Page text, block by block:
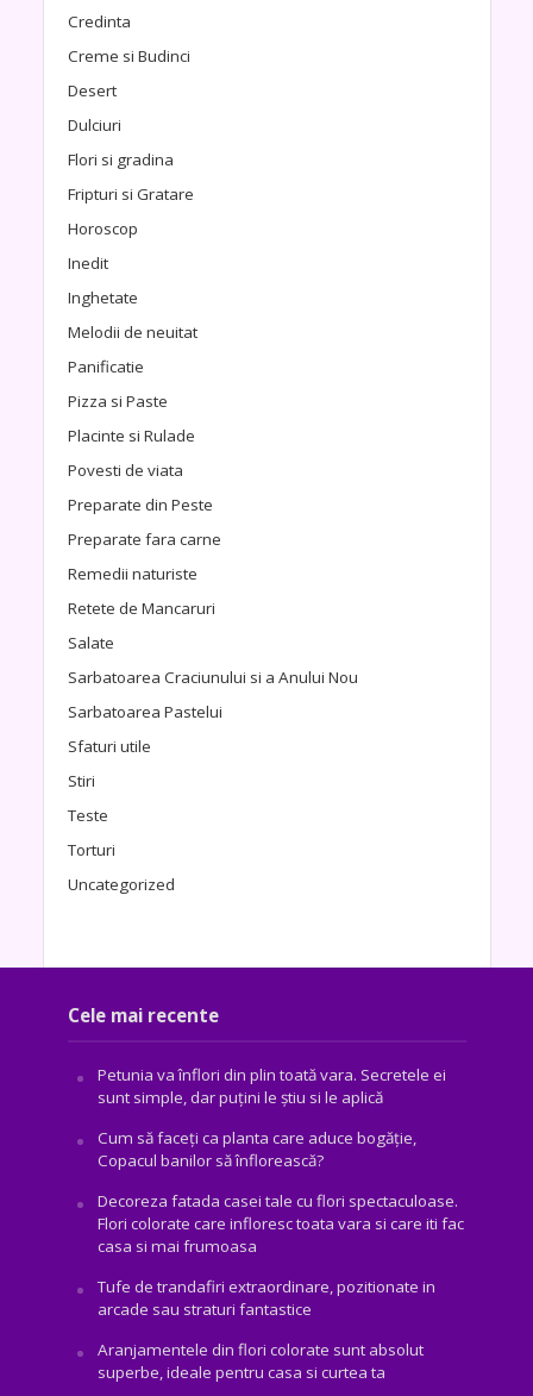
Credinta
Creme si Budinci
Desert
Dulciuri
Flori si gradina
Fripturi si Gratare
Horoscop
Inedit
Inghetate
Melodii de neuitat
Panificatie
Pizza si Paste
Placinte si Rulade
Povesti de viata
Preparate din Peste
Preparate fara carne
Remedii naturiste
Retete de Mancaruri
Salate
Sarbatoarea Craciunului si a Anului Nou
Sarbatoarea Pastelui
Sfaturi utile
Stiri
Teste
Torturi
Uncategorized
Cele mai recente
Petunia va înflori din plin toată vara. Secretele ei
sunt simple, dar puțini le știu si le aplică
Cum să faceți ca planta care aduce bogăţie,
Copacul banilor să înflorească?
Decoreza fatada casei tale cu flori spectaculoase.
Flori colorate care infloresc toata vara si care iti fac
casa si mai frumoasa
Tufe de trandafiri extraordinare, pozitionate in
arcade sau straturi fantastice
Aranjamentele din flori colorate sunt absolut
superbe, ideale pentru casa si curtea ta